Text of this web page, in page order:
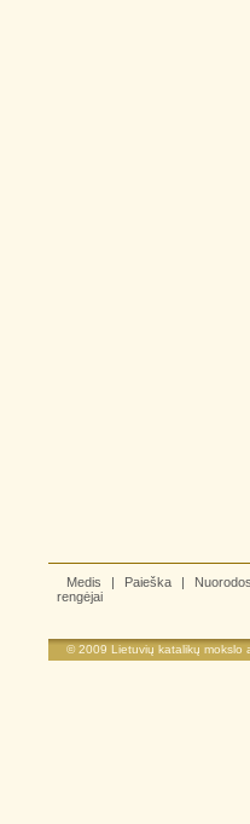
Medis | Paieška | Nuorodos
rengėjai
© 2009 Lietuvių katalikų mokslo